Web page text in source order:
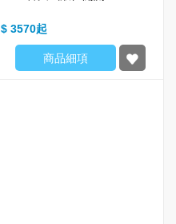
$ 3570
商品細項